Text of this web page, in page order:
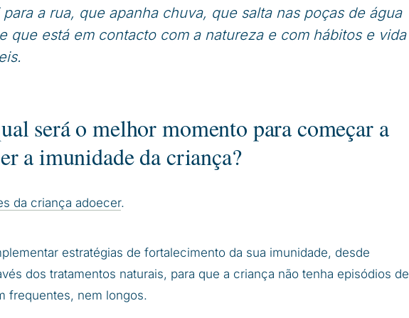
a rua, que apanha chuva, que salta nas poças de água
que está em contacto com a natureza e com hábitos e vida
será o melhor momento para começar a
a imunidade da criança?
da criança adoecer.
estratégias de fortalecimento da sua imunidade, desde
dos tratamentos naturais, para que a criança não tenha episódios de
frequentes, nem longos.